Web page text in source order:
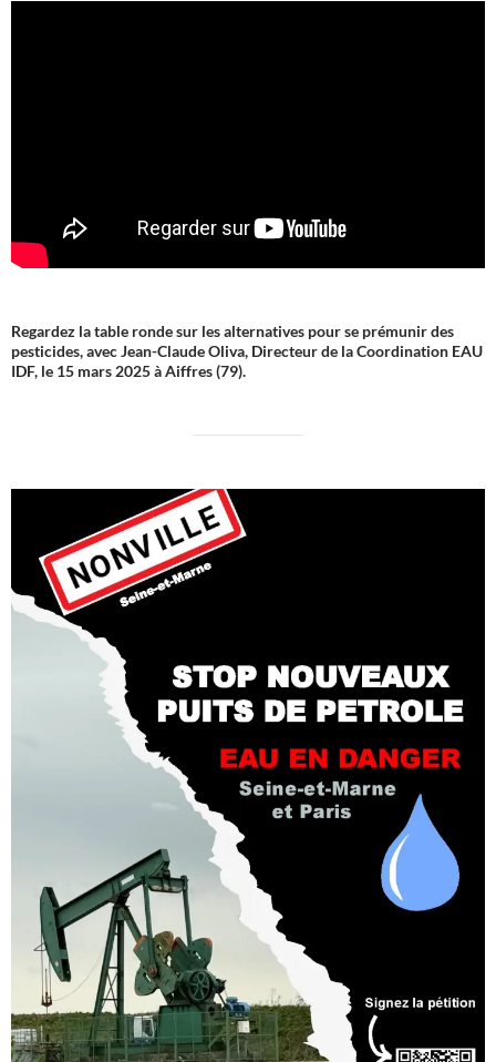
Regardez la table ronde sur les alternatives pour se prémunir des
pesticides, avec Jean-Claude Oliva, Directeur de la Coordination EAU
IDF, le 15 mars 2025 à Aiffres (79).